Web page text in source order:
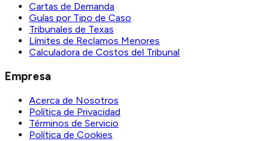
Cartas de Demanda
Guías por Tipo de Caso
Tribunales de Texas
Límites de Reclamos Menores
Calculadora de Costos del Tribunal
Empresa
Acerca de Nosotros
Política de Privacidad
Términos de Servicio
Política de Cookies